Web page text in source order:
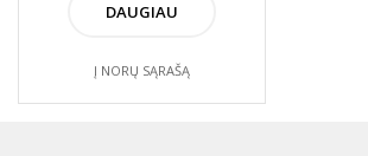
DAUGIAU
Į NORŲ SĄRAŠĄ